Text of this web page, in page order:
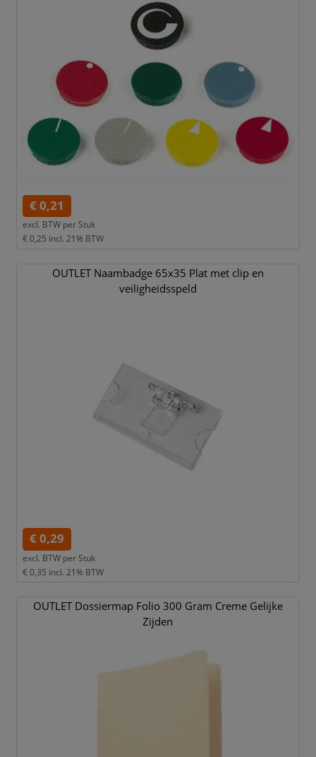
€ 0,21
excl. BTW per Stuk
€ 0,25 incl. 21% BTW
OUTLET Naambadge 65x35 Plat met clip en
veiligheidsspeld
€ 0,29
excl. BTW per Stuk
€ 0,35 incl. 21% BTW
OUTLET Dossiermap Folio 300 Gram Creme Gelijke
Zijden